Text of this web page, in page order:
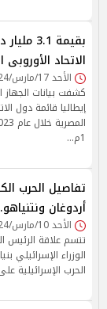
بقيمة
الاتحاد
الأحد 17/مارس/2024 - 02:24 م
كشفت بيانات الجهاز
إيطاليا قائمة دول
1م…
تفاصيل الحرب
أردوغان
الأحد 10/مارس/2024 - 11:57 ص
تتسم علاقة الرئيس
الوزراء الإسرائيلي
الحرب الإسرائيلية